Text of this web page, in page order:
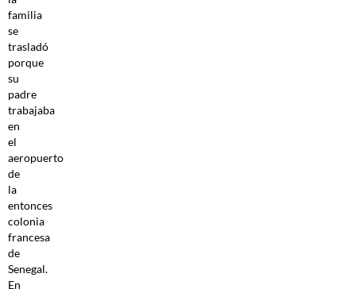
familia
se
trasladó
porque
su
padre
trabajaba
en
el
aeropuerto
de
la
entonces
colonia
francesa
de
Senegal.
En